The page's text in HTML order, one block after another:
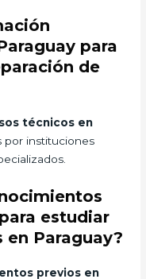
para
de
técnicos en
por instituciones
estudiar
en Paraguay?
previos en